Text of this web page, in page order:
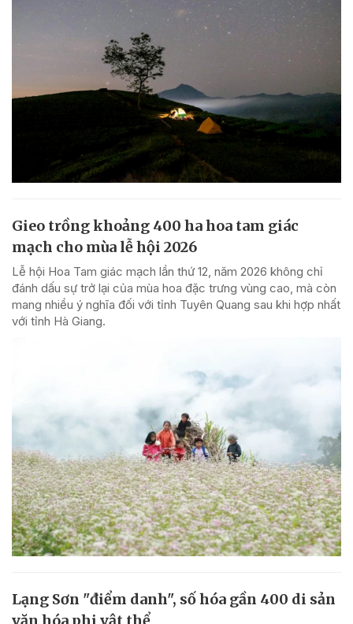
Gieo trồng khoảng 400 ha hoa tam giác
mạch cho mùa lễ hội 2026
Lễ hội Hoa Tam giác mạch lần thứ 12, năm 2026 không chỉ
đánh dấu sự trở lại của mùa hoa đặc trưng vùng cao, mà còn
mang nhiều ý nghĩa đối với tỉnh Tuyên Quang sau khi hợp nhất
với tỉnh Hà Giang.
Lạng Sơn "điểm danh", số hóa gần 400 di sản